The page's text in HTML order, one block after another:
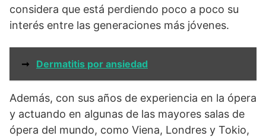
considera que está perdiendo poco a poco su
interés entre las generaciones más jóvenes.
➞ Dermatitis por ansiedad
Además, con sus años de experiencia en la ópera
y actuando en algunas de las mayores salas de
ópera del mundo, como Viena, Londres y Tokio,